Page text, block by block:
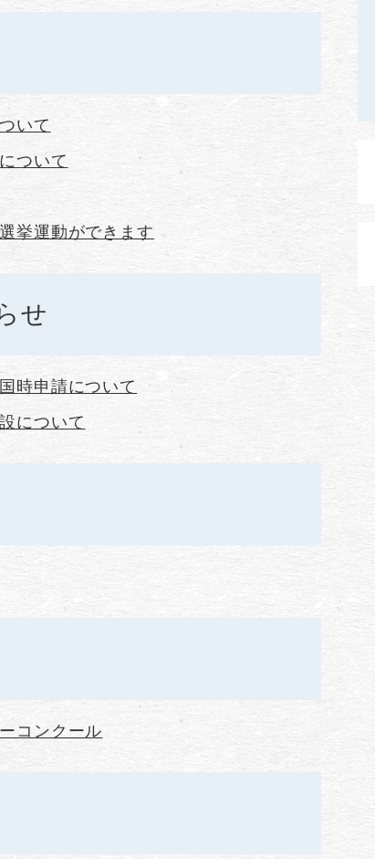
いて
ついて
挙運動ができます
せ
時申請について
について
コンクール